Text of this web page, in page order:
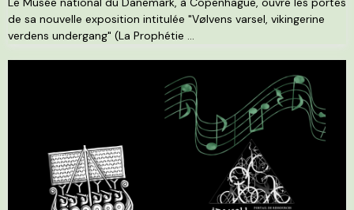
de sa nouvelle exposition intitulée "Vølvens varsel, vikingerine
verdens undergang" (La Prophétie ...